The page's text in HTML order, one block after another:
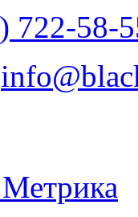
722-58-